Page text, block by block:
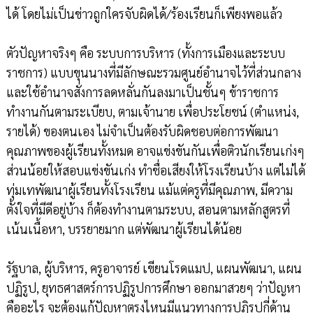
ได้ โดยไม่เป็นข่าวถูกใครจับผิดได้/ร้องเรียนก็เพียงพอแล้ว
ตัวปัญหาจริงๆ คือ ระบบการบริหาร (ทั้งการเมืองและระบบ
ราชการ) แบบขุนนางที่มีลักษณะรวมศูนย์อำนาจไว้ที่ส่วนกลาง
และใช้อำนาจสั่งการลดหลั่นกันลงมาเป็นชั้นๆ ข้าราชการ
ทำงานกันตามระเบียบ, ตามเจ้านาย เพื่อประโยชน์ (ตำแหน่ง,
รายได้) ของตนเอง ไม่จำเป็นต้องรับผิดชอบต่อการพัฒนา
คุณภาพของผู้เรียนทั้งหมด อาจแข่งขันกันเพื่อติวนักเรียนเก่งๆ
ส่วนน้อยให้สอบแข่งขันเก่ง ทำชื่อเสียงให้โรงเรียนบ้าง แต่ไม่ได้
ทุ่มเทพัฒนาผู้เรียนทั้งโรงเรียน แม้แต่ครูที่มีคุณภาพ, มีความ
ตั้งใจที่มีดีอยู่บ้าง ก็ต้องทำงานตามระบบ, สอนตามหลักสูตรที่
เน้นเนื้อหา, บรรยายมาก แต่พัฒนาผู้เรียนได้น้อย
รัฐบาล, ผู้บริหาร, ครูอาจารย์ เขียนโรดแมป, แผนพัฒนา, แผน
ปฏิรูป, ยุทธศาสตร์การปฏิรูปการศึกษา ออกมาสวยๆ ว่าปัญหา
คืออะไร จะต้องแก้ปัญหาตรงไหนมีแนวทางการปฏิรูปกี่ด้าน